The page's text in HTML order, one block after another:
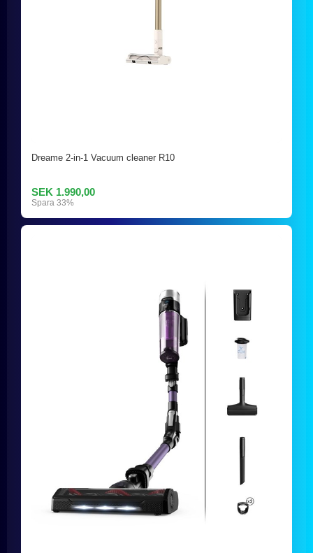
Dreame 2-in-1 Vacuum cleaner R10
SEK 1.990,00
Spara 33%